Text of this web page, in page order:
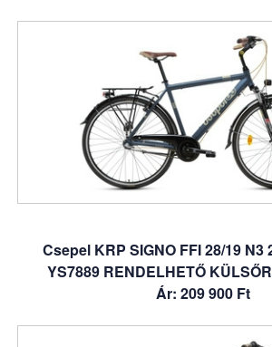
Csepel KRP SIGNO FFI 28/19 N3
YS7889 RENDELHETŐ
Ár: 209 900 Ft